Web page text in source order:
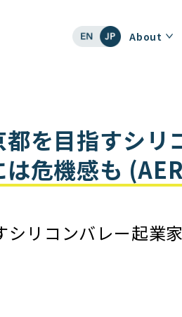
About
都を目指すシ
は危機感も
シリコンバレー起